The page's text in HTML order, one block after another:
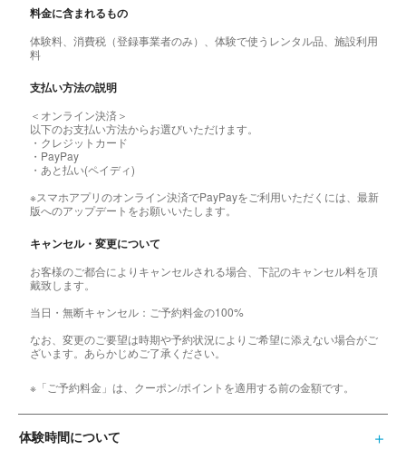
料金に含まれるもの
体験料、消費税（登録事業者のみ）、体験で使うレンタル品、施設利用
料
支払い方法の説明
＜オンライン決済＞
以下のお支払い方法からお選びいただけます。
・クレジットカード
・PayPay
・あと払い(ペイディ)
※スマホアプリのオンライン決済でPayPayをご利用いただくには、最新
版へのアップデートをお願いいたします。
キャンセル・変更について
お客様のご都合によりキャンセルされる場合、下記のキャンセル料を頂
戴致します。
当日・無断キャンセル：ご予約料金の100%
なお、変更のご要望は時期や予約状況によりご希望に添えない場合がご
ざいます。あらかじめご了承ください。
※「ご予約料金」は、クーポン/ポイントを適用する前の金額です。
体験時間について